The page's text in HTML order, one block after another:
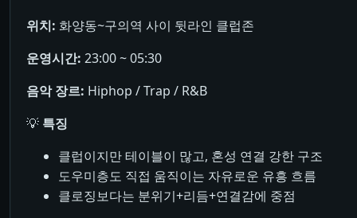
위치: 화양동~구의역 사이 뒷라인 클럽존
운영시간: 23:00 ~ 05:30
음악 장르: Hiphop / Trap / R&B
💡 특징
클럽이지만 테이블이 많고, 혼성 연결 강한 구조
도우미층도 직접 움직이는 자유로운 유흥 흐름
클로징보다는 분위기+리듬+연결감에 중점